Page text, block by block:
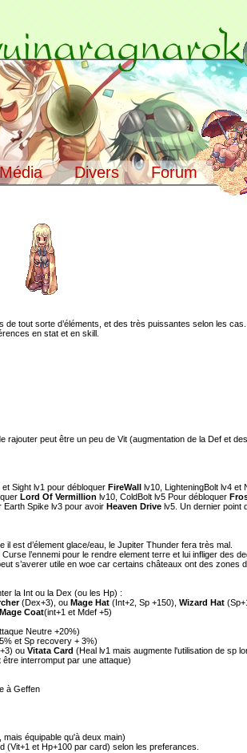
Divers Forum
tout sorte d’éléments, et des très puissantes selon les
en stat et en skill.
peut être un peu de Vit (augmentation de la Def et des
Sight lv1 pour débloquer FireWall lv10, LighteningBolt lv4 et
Lord Of Vermillion lv10, ColdBolt lv5 Pour débloquer
Earth Spike lv3 pour avoir Heaven Drive lv5. Un dernier point
est d’élement glace/eau, le Jupiter Thunder fera très mal.
l’ennemi pour le rendre element terre et lui infliger des
s’averer utile en woe car certains châteaux ont des zones
la Int ou la Dex (ou les Hp) :
(Dex+3), ou Mage Hat (Int+2, Sp +150), Wizard Hat
Mage Coat(int+1 et Mdef +5)
Neutre +20%)
et Sp recovery + 3%)
ou Vitata Card (Heal lv1 mais augmente l'utilisation de sp
interromput par une attaque)
à Geffen
équipable qu'à deux main)
et Hp+100 par card) selon les preferances.